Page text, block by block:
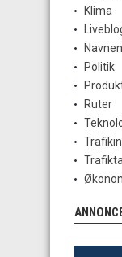
Klima
Politik
Ruter
Trafiktal